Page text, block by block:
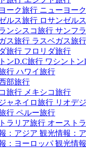
ニューヨー
ロサンゼル
サンフ
ラスベガス旅行
フロリダ旅行
ワシント
ハワイ旅行
部旅行
メキシコ旅行
リオデ
ペルー旅行
オースト
観光情報：
観光情